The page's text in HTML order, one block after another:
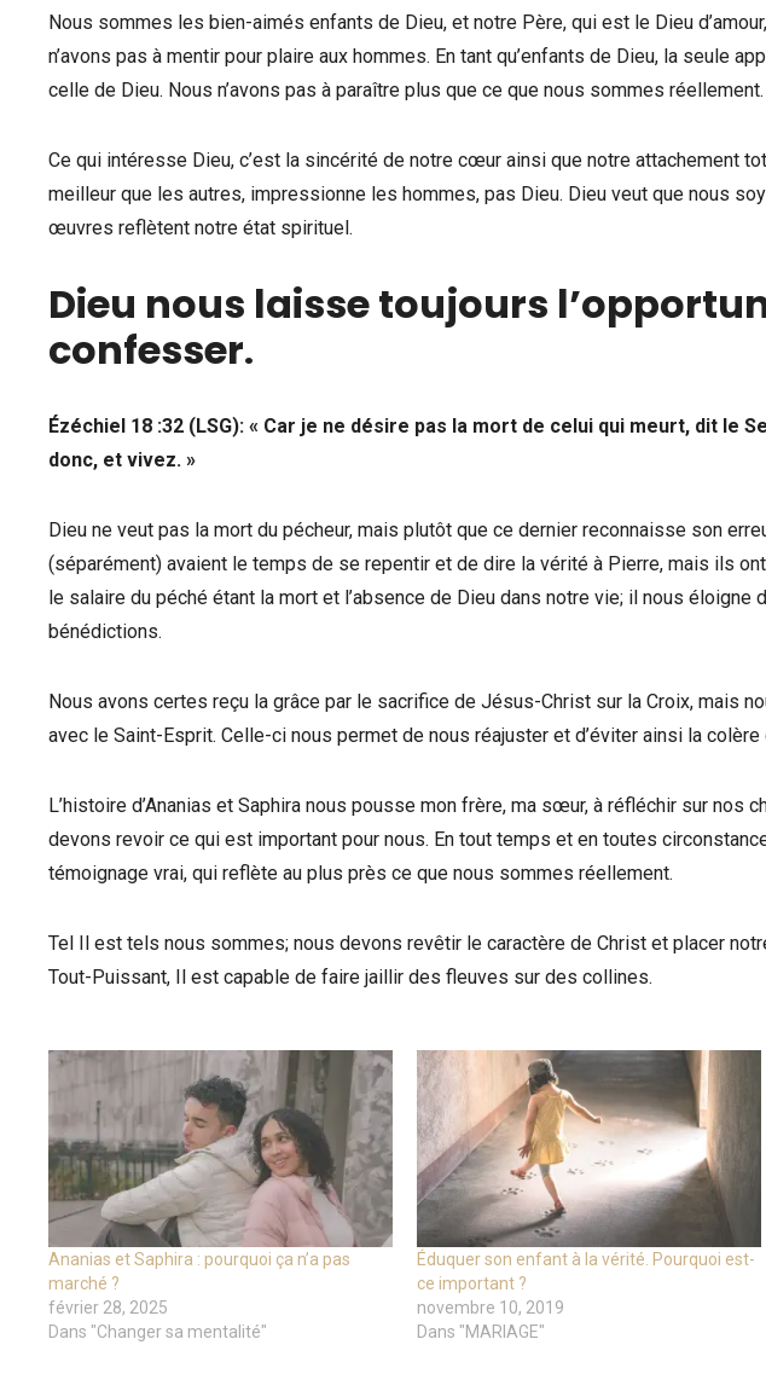
Nous sommes les bien-aimés enfants de Dieu, et notre Père, qui est le Dieu
n’avons pas à mentir pour plaire aux hommes. En tant qu’enfants de Dieu, la seule
celle de Dieu. Nous n’avons pas à paraître plus que ce que nous sommes réellement.
Ce qui intéresse Dieu, c’est la sincérité de notre cœur ainsi que notre attachement
meilleur que les autres, impressionne les hommes, pas Dieu. Dieu veut que nous
œuvres reflètent notre état spirituel.
Dieu nous laisse toujours
confesser.
Ézéchiel 18 :32 (LSG): « Car je ne désire pas la mort de celui qui meurt, dit le
donc, et vivez. »
Dieu ne veut pas la mort du pécheur, mais plutôt que ce dernier reconnaisse son
(séparément) avaient le temps de se repentir et de dire la vérité à Pierre, mais ils
le salaire du péché étant la mort et l’absence de Dieu dans notre vie; il nous éloigne
bénédictions.
Nous avons certes reçu la grâce par le sacrifice de Jésus-Christ sur la Croix, mais
avec le Saint-Esprit. Celle-ci nous permet de nous réajuster et d’éviter ainsi la colère
L’histoire d’Ananias et Saphira nous pousse mon frère, ma sœur, à réfléchir sur nos
devons revoir ce qui est important pour nous. En tout temps et en toutes
témoignage vrai, qui reflète au plus près ce que nous sommes réellement.
Tel Il est tels nous sommes; nous devons revêtir le caractère de Christ et placer
Tout-Puissant, Il est capable de faire jaillir des fleuves sur des collines.
Ananias et Saphira : pourquoi ça n’a pas
marché ?
février 28, 2025
Dans "Changer sa mentalité"
Éduquer son enfant à la vérité. Pourquoi est-
ce important ?
novembre 10, 2019
Dans "MARIAGE"